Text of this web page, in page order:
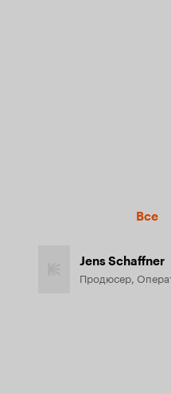
Все
Jens Schaffner
Продюсер,